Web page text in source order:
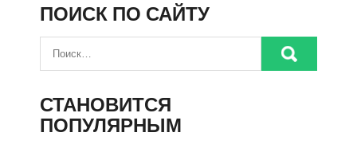
ПОИСК ПО САЙТУ
СТАНОВИТСЯ
ПОПУЛЯРНЫМ